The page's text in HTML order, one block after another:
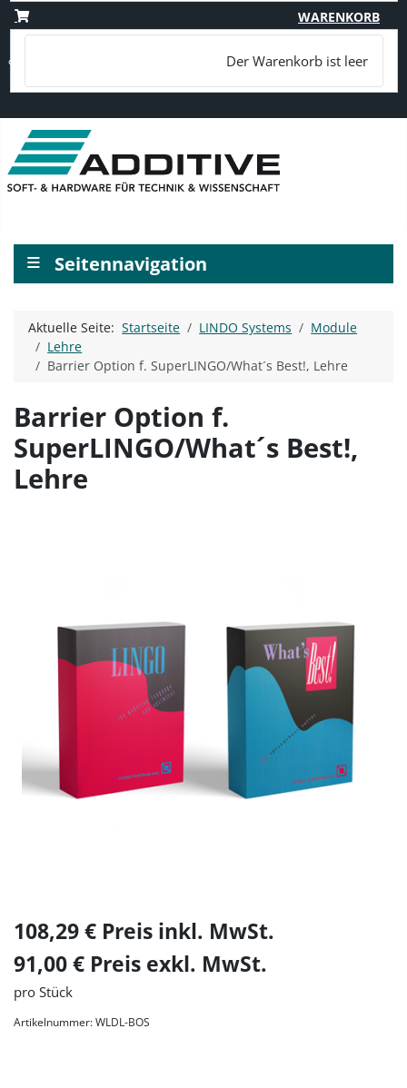
WARENKORB
Der Warenkorb ist leer
Seitennavigation
≡
Aktuelle Seite:Startseite LINDO Systems
Module
Lehre
Barrier Option f. SuperLINGO/What´s Best!, Lehre
Barrier Option f.
SuperLINGO/What´s Best!,
Lehre
108,29 € Preis inkl. MwSt.
91,00 € Preis exkl. MwSt.
pro Stück
Artikelnummer: WLDL-BOS